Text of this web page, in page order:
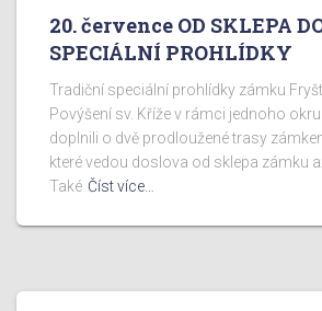
20. července OD SKLEPA
SPECIÁLNÍ PROHLÍDKY
Tradiční speciální prohlídky zámku
Povýšení sv. Kříže v rámci jednoho
doplnili o dvě prodloužené trasy
které vedou doslova od sklepa zámku
Také Číst více…